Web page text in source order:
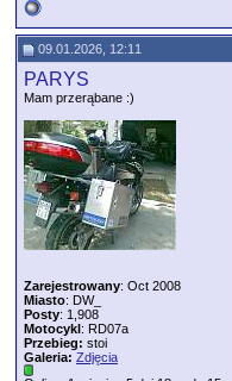
09.01.2026, 12:11
PARYS
Mam przerąbane :)
Zarejestrowany: Oct 2008
Miasto: DW_
Posty: 1,908
Motocykl: RD07a
Przebieg: stoi
Galeria: Zdjęcia